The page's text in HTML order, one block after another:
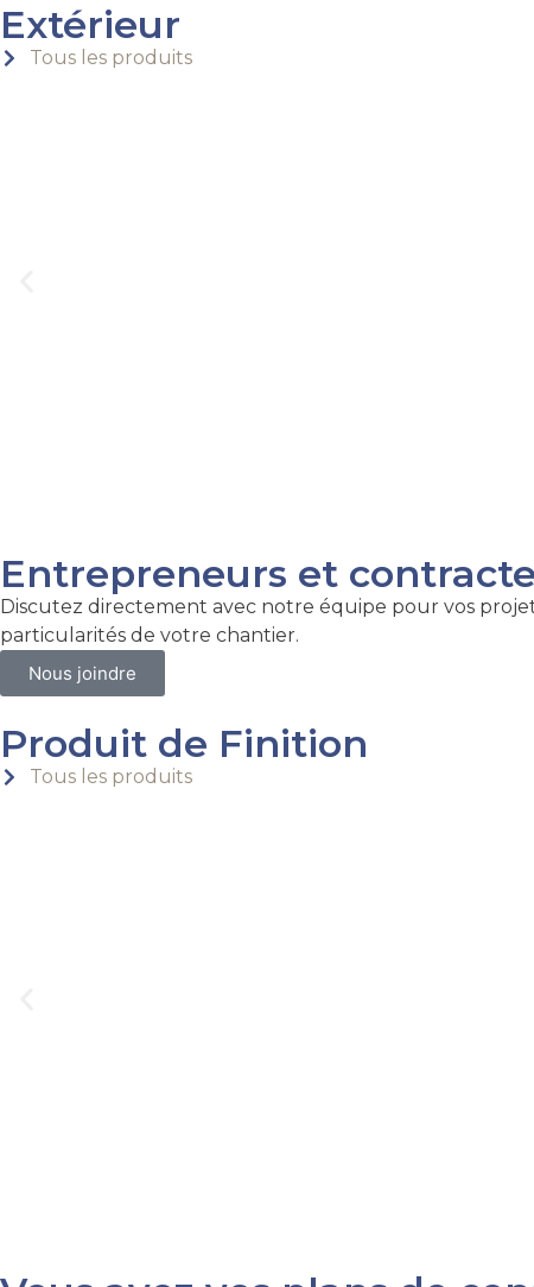
Extérieur
Tous les produits
Entrepreneurs et
Discutez directement avec notre équipe pour vos
particularités de votre chantier.
Nous joindre
Produit de Finition
Tous les produits